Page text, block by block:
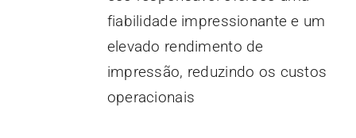
fiabilidade impressionante e um
elevado rendimento de
impressão, reduzindo os custos
operacionais